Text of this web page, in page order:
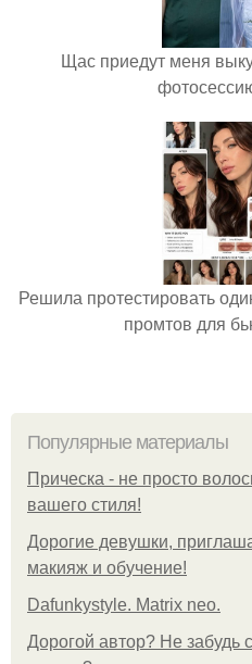
Щас приедут меня
Решила протестировать
промтов для
Популярные материалы
Прическа - не просто
вашего стиля!
Дорогие девушки,
макияж и обучение!
Dafunkystyle. Matrix neo.
Дорогой автор? Не забудь